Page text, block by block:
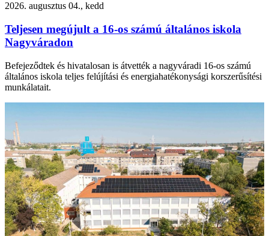
2026. augusztus 04., kedd
Teljesen megújult a 16-os számú általános iskola
Nagyváradon
Befejeződtek és hivatalosan is átvették a nagyváradi 16-os számú
általános iskola teljes felújítási és energiahatékonysági korszerűsítési
munkálatait.